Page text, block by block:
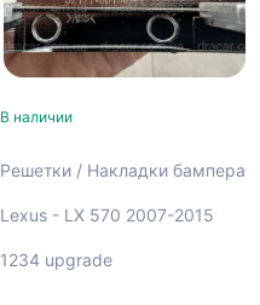
В наличии
Решетки / Накладки бампера
Lexus - LX 570 2007-2015
1234 upgrade